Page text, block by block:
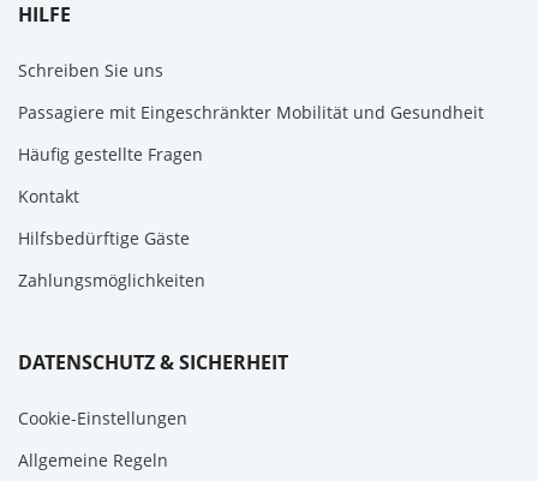
HILFE
Schreiben Sie uns
Passagiere mit Eingeschränkter Mobilität und Gesundheit
Häufig gestellte Fragen
Kontakt
Hilfsbedürftige Gäste
Zahlungsmöglichkeiten
DATENSCHUTZ & SICHERHEIT
Cookie-Einstellungen
Allgemeine Regeln